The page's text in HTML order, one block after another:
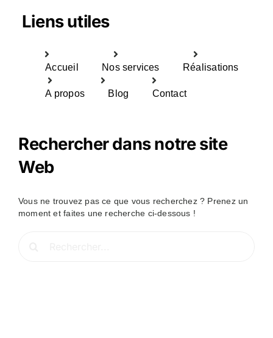
Liens utiles
Accueil Nos services Réalisations
A propos Blog Contact
Rechercher dans notre site
Web
Vous ne trouvez pas ce que vous recherchez ? Prenez un
moment et faites une recherche ci-dessous !